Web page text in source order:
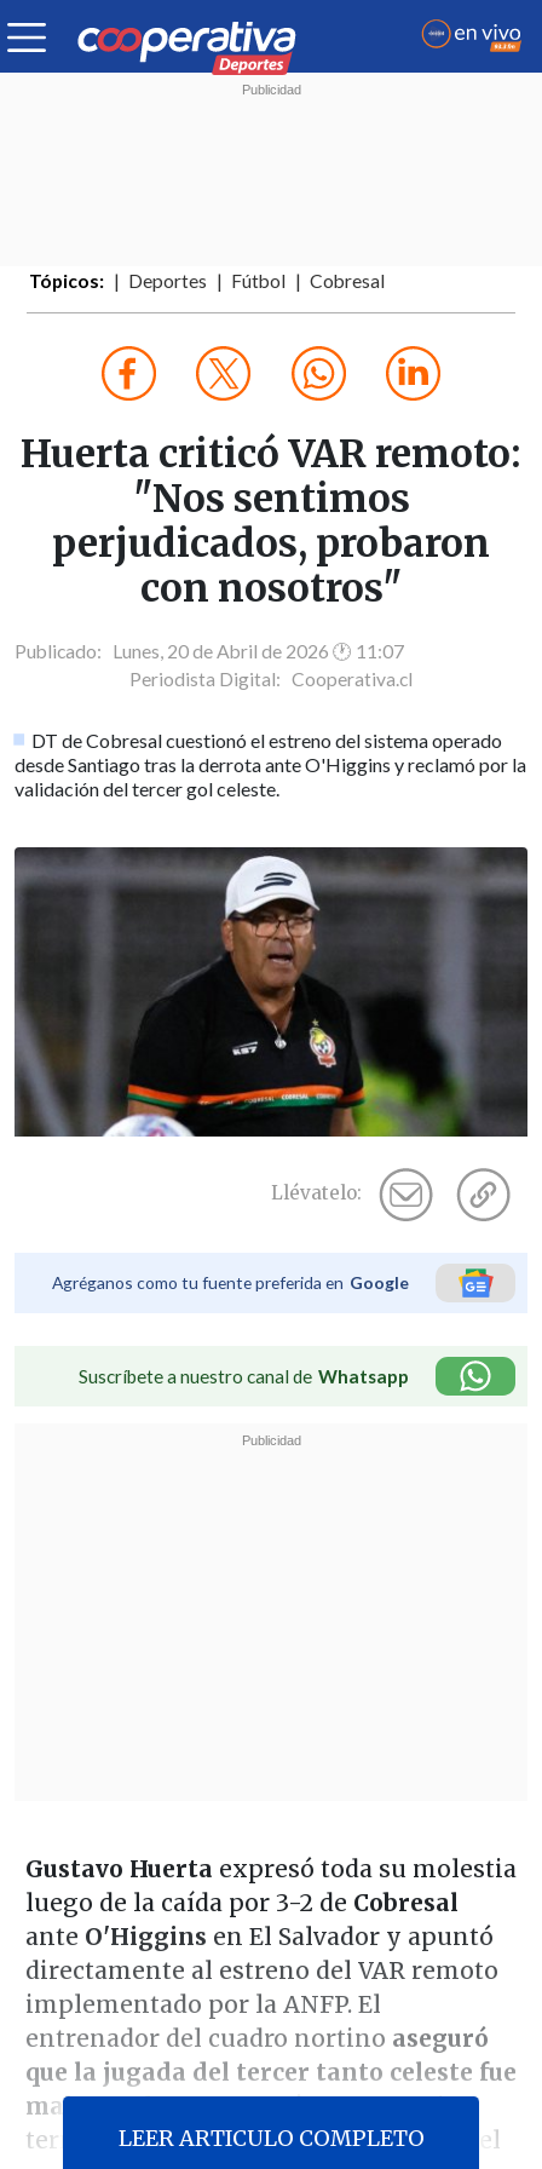
Tópicos: Deportes Fútbol Cobresal
Huerta criticó VAR remoto:
"Nos sentimos
perjudicados, probaron
con nosotros"
Publicado: Lunes, 20 de Abril de 2026 🕐 11:07
Periodista Digital: Cooperativa.cl
DT de Cobresal cuestionó el estreno del sistema operado
desde Santiago tras la derrota ante O'Higgins y reclamó por la
validación del tercer gol celeste.
Llévatelo:
Agréganos como tu fuente preferida en Google
Suscríbete a nuestro canal de Whatsapp
Gustavo Huerta expresó toda su molestia
luego de la caída por 3-2 de Cobresal
ante O'Higgins en El Salvador y apuntó
directamente al estreno del VAR remoto
implementado por la ANFP. El
entrenador del cuadro nortino aseguró
que la jugada del tercer tanto celeste fue
mal resueltay remarcó que su equipo
terminó perjudicado por una prueba del
LEER ARTICULO COMPLETO